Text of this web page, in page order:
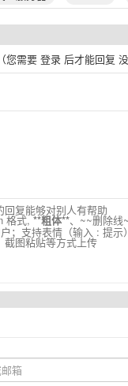
（您需要 登录 后才能回复
回复能够对别人有帮助
格式,**粗体**、~~删除线
；支持表情（输入 : 提示
截图粘贴等方式上传